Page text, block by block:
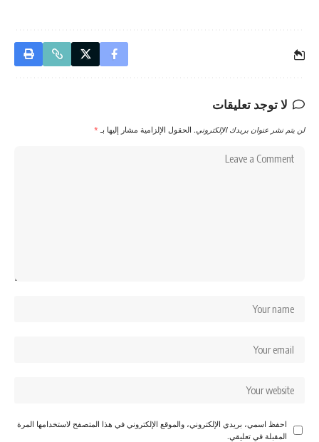
لا توجد تعليقات
لن يتم نشر عنوان بريدك الإلكتروني. الحقول الإلزامية مشار إليها بـ *
احفظ اسمي، بريدي الإلكتروني، والموقع الإلكتروني في هذا المتصفح لاستخدامها المرة
المقبلة في تعليقي.